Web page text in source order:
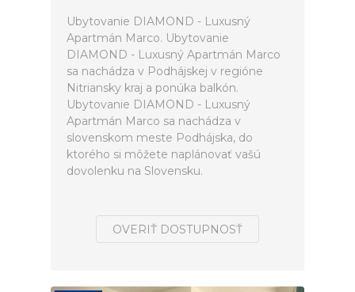
Ubytovanie DIAMOND - Luxusný
Apartmán Marco. Ubytovanie
DIAMOND - Luxusný Apartmán Marco
sa nachádza v Podhájskej v regióne
Nitriansky kraj a ponúka balkón.
Ubytovanie DIAMOND - Luxusný
Apartmán Marco sa nachádza v
slovenskom meste Podhájska, do
ktorého si môžete naplánovať vašú
dovolenku na Slovensku.
OVERIŤ DOSTUPNOSŤ